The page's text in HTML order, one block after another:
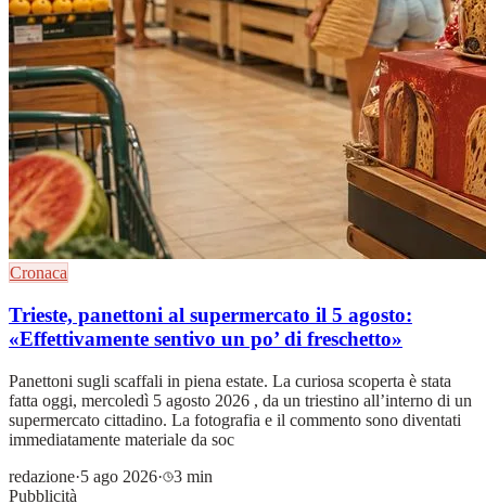
Cronaca
Trieste, panettoni al supermercato il 5 agosto:
«Effettivamente sentivo un po’ di freschetto»
Panettoni sugli scaffali in piena estate. La curiosa scoperta è stata
fatta oggi, mercoledì 5 agosto 2026 , da un triestino all’interno di un
supermercato cittadino. La fotografia e il commento sono diventati
immediatamente materiale da soc
redazione·5 ago 2026·
3 min
Pubblicità